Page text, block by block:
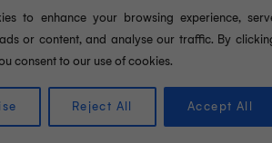
to enhance your browsing experience,
or content, and analyse our traffic. By
consent to our use of cookies.
Reject All Accept All
FAQ
Taxes et